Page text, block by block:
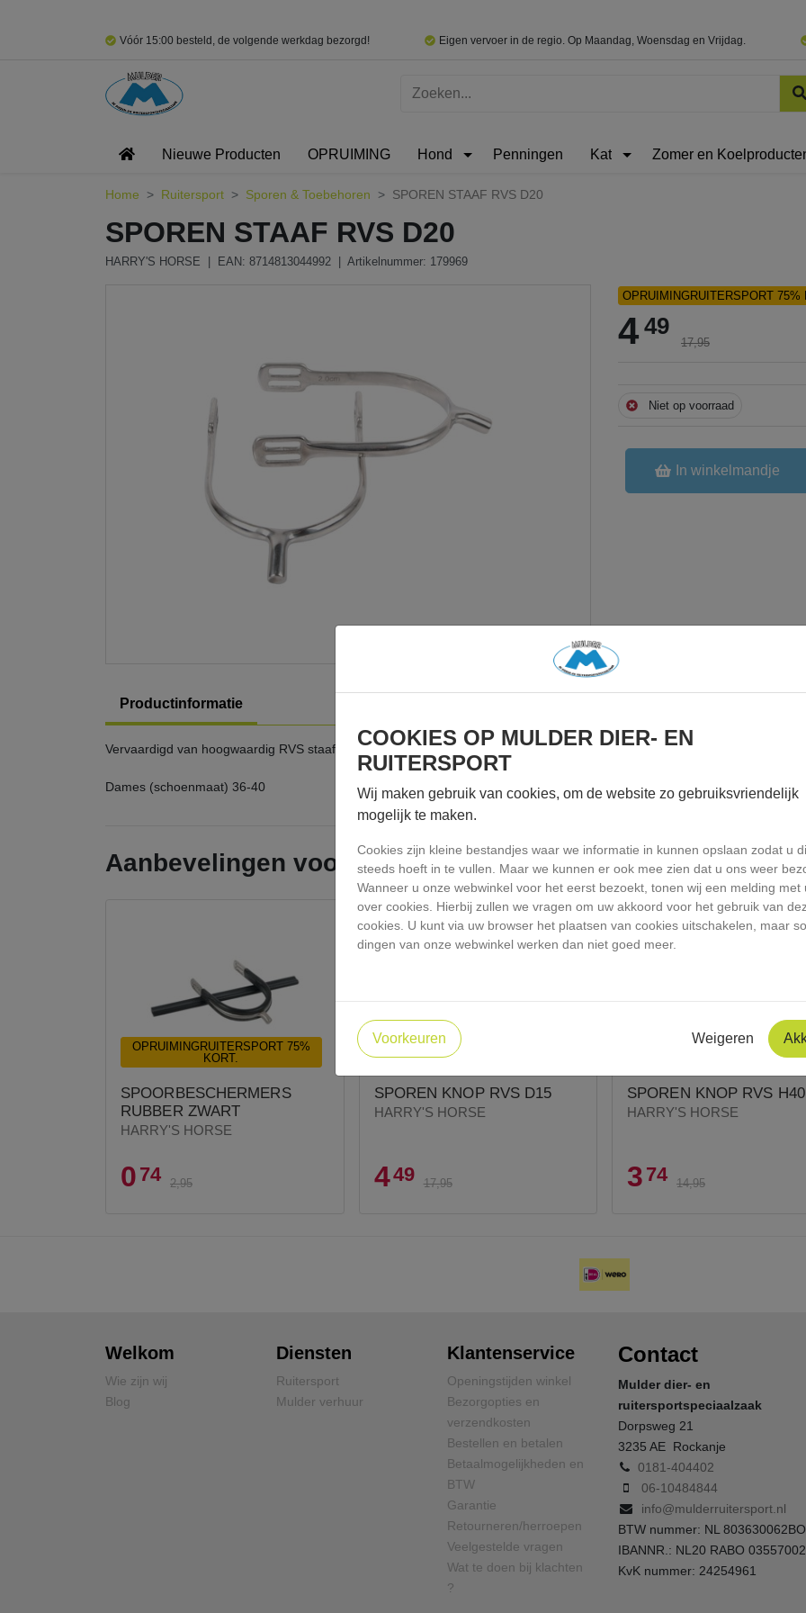
Vóór 15:00 besteld, de volgende werkdag bezorgd! Eigen vervoer in de regio. Op Maandag, Woensdag en Vrijdag.
Nieuwe Producten OPRUIMING Hond Penningen Kat Zomer en
Home Ruitersport Sporen & Toebehoren SPOREN STAAF RVS D20
SPOREN STAAF RVS D20
HARRY'S HORSE | EAN: 8714813044992 | Artikelnummer: 179969
OPRUIMINGRUITERSPORT 75%
4 49
17,95
Niet op voorraad
In winkelmandje
Productinformatie
Vervaardigd van hoogwaardig RVS staafsporen
Dames (schoenmaat) 36-40
Aanbevelingen voor jou
OPRUIMINGRUITERSPORT 75%
KORT.
SPOORBESCHERMERS
RUBBER ZWART
HARRY'S HORSE
0 74 2,95
OPRUIMINGRUITERSPORT 75%
SPOREN KNOP RVS D15
HARRY'S HORSE
449 17,95
OPRUIMINGRUITERSPORT
SPOREN KNOP RVS H40
HARRY'S HORSE
3 74 14,95
Welkom
Wie zijn wij
Blog
Diensten
Ruitersport
Mulder verhuur
Klantenservice
Openingstijden winkel
Bezorgopties en
verzendkosten
Bestellen en betalen
Betaalmogelijkheden en
BTW
Garantie
Retourneren/herroepen
Veelgestelde vragen
Wat te doen bij klachten
?
Contact
Mulder dier- en
ruitersportspeciaalzaak
Dorpsweg 21
3235 AE Rockanje
0181-404402
06-10484844
info@mulderruitersport.nl
BTW nummer: NL
IBANNR.: NL20 RABO
KvK nummer: 24254961
COOKIES OP MULDER DIER- EN
RUITERSPORT
Wij maken gebruik van cookies, om de website zo gebruiksvriendelijk
mogelijk te maken.
Cookies zijn kleine bestandjes waar we informatie in kunnen opslaan zodat u
steeds hoeft in te vullen. Maar we kunnen er ook mee zien dat u ons weer
Wanneer u onze webwinkel voor het eerst bezoekt, tonen wij een melding met
over cookies. Hierbij zullen we vragen om uw akkoord voor het gebruik van
cookies. U kunt via uw browser het plaatsen van cookies uitschakelen, maar
dingen van onze webwinkel werken dan niet goed meer.
Voorkeuren Weigeren